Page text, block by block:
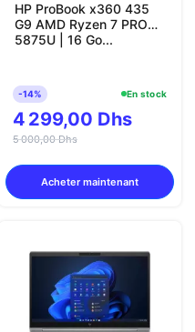
HP ProBook x360 435
G9 AMD Ryzen 7 PRO
5875U | 16 Go...
-14% En stock
4 299,00 Dhs
5 000,00 Dhs
Acheter maintenant